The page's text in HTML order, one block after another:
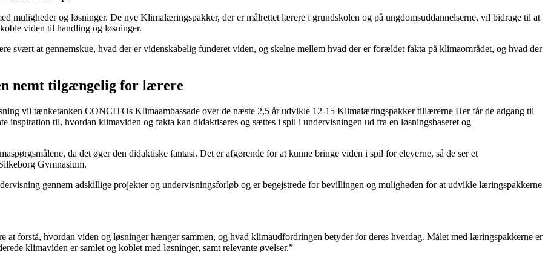
muligheder og løsninger. De nye Klimalæringspakker, der er målrettet lærere i grundskolen og på ungdomsuddannelserne, vil bidrage til at
viden til handling og løsninger.
svært at gennemskue, hvad der er videnskabelig funderet viden, og skelne mellem hvad der er forældet fakta på klimaområdet, og hvad der
nemt tilgængelig for lærere
vil tænketanken CONCITOs Klimaambassade over de næste 2,5 år udvikle 12-15 Klimalæringspakker tillærerne Her får de adgang til
inspiration til, hvordan klimaviden og fakta kan didaktiseres og sættes i spil i undervisningen ud fra en løsningsbaseret og
da det øger den didaktiske fantasi. Det er afgørende for at kunne bringe viden i spil for eleverne, så de ser et
Gymnasium.
gennem adskillige projekter og undervisningsforløb og er begejstrede for bevillingen og muligheden for at udvikle læringspakkerne
forstå, hvordan viden og løsninger hænger sammen, og hvad klimaudfordringen betyder for deres hverdag. Målet med læringspakkerne er
klimaviden er samlet og koblet med løsninger, samt relevante øvelser.”